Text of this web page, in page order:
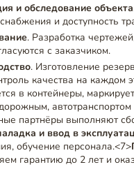
и обследование объекта
и доступность
. Разработка
с заказчиком.
. Изготовление
качества на каждом
в контейнеры,
партнёры выполняют
и ввод в
обучение персонала.<7>
гарантию до 2 лет и